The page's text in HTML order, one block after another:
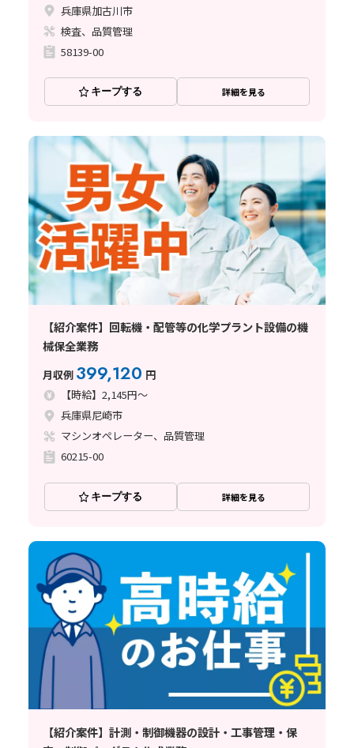
兵庫県加古川市
検査、品質管理
58139-00
キープする 詳細を見る
【紹介案件】回転機・配管等の化学プラント設備の機
械保全業務
月収例 399,120 円
【時給】2,145円～
兵庫県尼崎市
マシンオペレーター、品質管理
60215-00
キープする 詳細を見る
【紹介案件】計測・制御機器の設計・工事管理・保